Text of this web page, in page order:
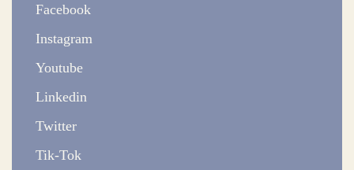
Facebook
Instagram
Youtube
Linkedin
Twitter
Tik-Tok